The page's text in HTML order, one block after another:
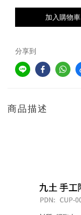
加入購物車
分享到
商品描述